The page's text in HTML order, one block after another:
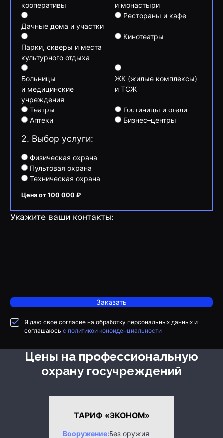
кооперативы
и монастыри
Дачные дома и участки
Рестораны и кафе
Парки, скверы и места
культурного отдыха
Кинотеатры
Больницы
и медицинские
учреждения
ЖК (жилые комплексы)
и ТСЖ
Театры
Гостиницы и отели
Аптеки
Бизнес–центры
2. Выбор услуги:
Физическая охрана
Пультовая охрана
Техническая охрана
Цена от 100 000 ₽
Укажите ваши контакты:
Заказать
Я даю свое согласие на обработку персональных данных и
соглашаюсь с политикой конфиденциальности
Цены на профессиональную
охрану госучреждений
ТАРИФ «ЭКОНОМ»
Вооружение:Без оружия